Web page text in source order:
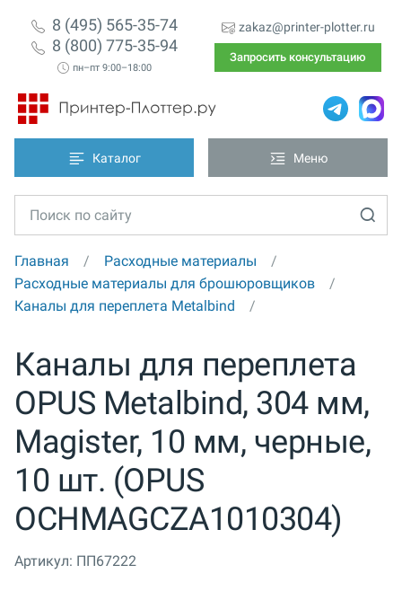
8 (495) 565-35-74
8 (800) 775-35-94
пн–пт 9:00–18:00
zakaz@printer-plotter.ru
Запросить консультацию
Каталог Меню
Главная
Расходные материалы
Расходные материалы для брошюровщиков
Каналы для переплета Metalbind
Каналы для переплета
OPUS Metalbind, 304 мм,
Magister, 10 мм, черные,
10 шт. (OPUS
OCHMAGCZA1010304)
Артикул: ПП67222